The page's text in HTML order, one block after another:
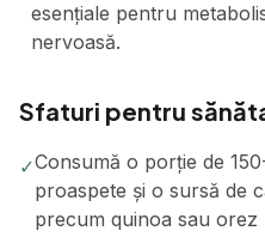
esențiale pentru
nervoasă.
Sfaturi pentru
✓Consumă o porție de
proaspete și o sursă de
precum quinoa sau orez